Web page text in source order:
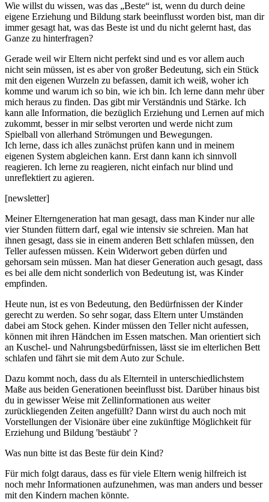
Wie willst du wissen, was das „Beste“ ist, wenn du durch deine
eigene Erziehung und Bildung stark beeinflusst worden bist, man dir
immer gesagt hat, was das Beste ist und du nicht gelernt hast, das
Ganze zu hinterfragen?
Gerade weil wir Eltern nicht perfekt sind und es vor allem auch
nicht sein müssen, ist es aber von großer Bedeutung, sich ein Stück
mit den eigenen Wurzeln zu befassen, damit ich weiß, woher ich
komme und warum ich so bin, wie ich bin. Ich lerne dann mehr über
mich heraus zu finden. Das gibt mir Verständnis und Stärke. Ich
kann alle Information, die bezüglich Erziehung und Lernen auf mich
zukommt, besser in mir selbst verorten und werde nicht zum
Spielball von allerhand Strömungen und Bewegungen.
Ich lerne, dass ich alles zunächst prüfen kann und in meinem
eigenen System abgleichen kann. Erst dann kann ich sinnvoll
reagieren. Ich lerne zu reagieren, nicht einfach nur blind und
unreflektiert zu agieren.
[newsletter]
Meiner Elterngeneration hat man gesagt, dass man Kinder nur alle
vier Stunden füttern darf, egal wie intensiv sie schreien. Man hat
ihnen gesagt, dass sie in einem anderen Bett schlafen müssen, den
Teller aufessen müssen. Kein Widerwort geben dürfen und
gehorsam sein müssen. Man hat dieser Generation auch gesagt, dass
es bei alle dem nicht sonderlich von Bedeutung ist, was Kinder
empfinden.
Heute nun, ist es von Bedeutung, den Bedürfnissen der Kinder
gerecht zu werden. So sehr sogar, dass Eltern unter Umständen
dabei am Stock gehen. Kinder müssen den Teller nicht aufessen,
können mit ihren Händchen im Essen matschen. Man orientiert sich
an Kuschel- und Nahrungsbedürfnissen, lässt sie im elterlichen Bett
schlafen und fährt sie mit dem Auto zur Schule.
Dazu kommt noch, dass du als Elternteil in unterschiedlichstem
Maße aus beiden Generationen beeinflusst bist. Darüber hinaus bist
du in gewisser Weise mit Zellinformationen aus weiter
zurückliegenden Zeiten angefüllt? Dann wirst du auch noch mit
Vorstellungen der Visionäre über eine zukünftige Möglichkeit für
Erziehung und Bildung 'bestäubt' ?
Was nun bitte ist das Beste für dein Kind?
Für mich folgt daraus, dass es für viele Eltern wenig hilfreich ist
noch mehr Informationen aufzunehmen, was man anders und besser
mit den Kindern machen könnte.